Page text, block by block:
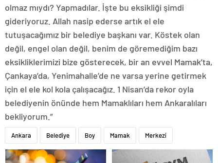
olmaz mıydı? Yapmadılar. İşte bu eksikliği şimdi
gideriyoruz. Allah nasip ederse artık el ele
tutuşacağımız bir belediye başkanı var. Köstek olan
değil, engel olan değil, benim de göremediğim bazı
eksikliklerimizi bize gösterecek, bir an evvel Mamak’ta,
Çankaya’da, Yenimahalle’de ne varsa yerine getirmek
için el ele kol kola çalışacağız. 1 Nisan’da rekor oyla
belediyenin önünde hem Mamaklıları hem Ankaralıları
bekliyorum.”
Ankara Belediye Boy Mamak Merkezi